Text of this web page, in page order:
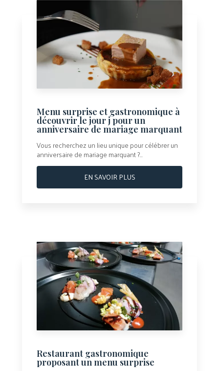
Menu surprise et gastronomique à
découvrir le jour j pour un
anniversaire de mariage marquant
Vous recherchez un lieu unique pour célébrer un
anniversaire de mariage marquant ?...
EN SAVOIR PLUS
Restaurant gastronomique
proposant un menu surprise